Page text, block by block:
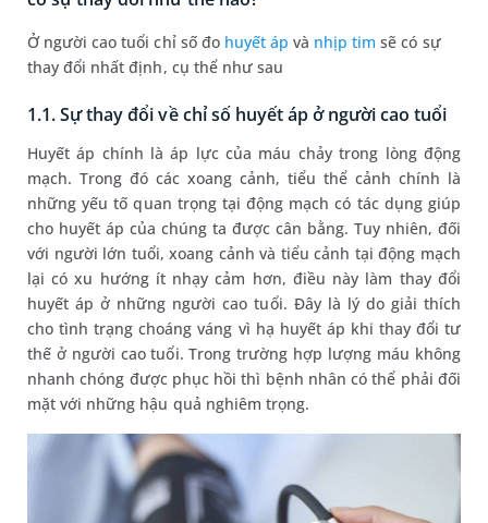
Ở người cao tuổi chỉ số đo huyết áp và nhịp tim sẽ có sự
thay đổi nhất định, cụ thể như sau
1.1. Sự thay đổi về chỉ số huyết áp ở người cao tuổi
Huyết áp chính là áp lực của máu chảy trong lòng động
mạch. Trong đó các xoang cảnh, tiểu thể cảnh chính là
những yếu tố quan trọng tại động mạch có tác dụng giúp
cho huyết áp của chúng ta được cân bằng. Tuy nhiên, đối
với người lớn tuổi, xoang cảnh và tiểu cảnh tại động mạch
lại có xu hướng ít nhạy cảm hơn, điều này làm thay đổi
huyết áp ở những người cao tuổi. Đây là lý do giải thích
cho tình trạng choáng váng vì hạ huyết áp khi thay đổi tư
thế ở người cao tuổi. Trong trường hợp lượng máu không
nhanh chóng được phục hồi thì bệnh nhân có thể phải đối
mặt với những hậu quả nghiêm trọng.